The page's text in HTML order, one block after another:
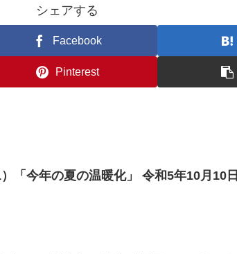
シェアする
Facebook
Pinterest
「今年の夏の温暖化」 令和5年10月10日